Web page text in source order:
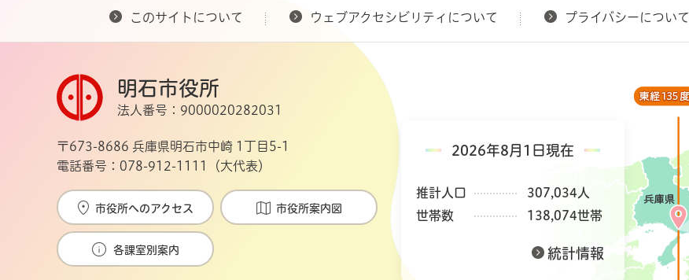
このサイトについて ウェブアクセシビリティについて プライバシーについて
2026年8月1日現在
推計人口
307,034人
世帯数
138,074世帯
統計情報
明石市役所
法人番号：9000020282031
〒673-8686 兵庫県明石市中崎 1丁目5-1
電話番号：078-912-1111（大代表）
市役所へのアクセス 市役所案内図
各課室別案内